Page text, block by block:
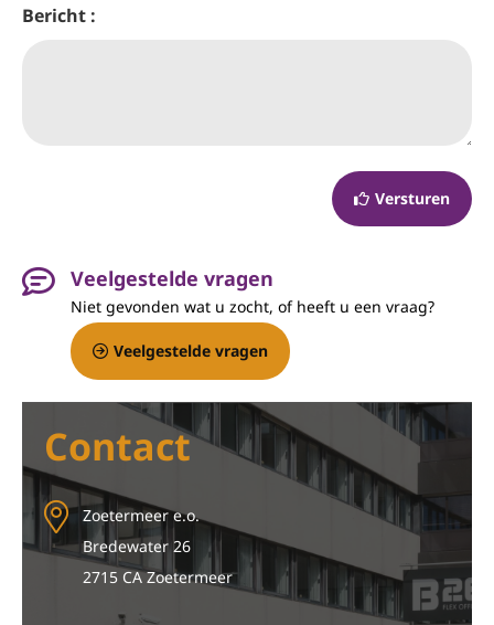
Veelgestelde vragen
Niet gevonden wat u zocht, of heeft u een vraag?
Veelgestelde vragen
Bericht :
Versturen
Contact
Zoetermeer e.o.
Bredewater 26
2715 CA Zoetermeer